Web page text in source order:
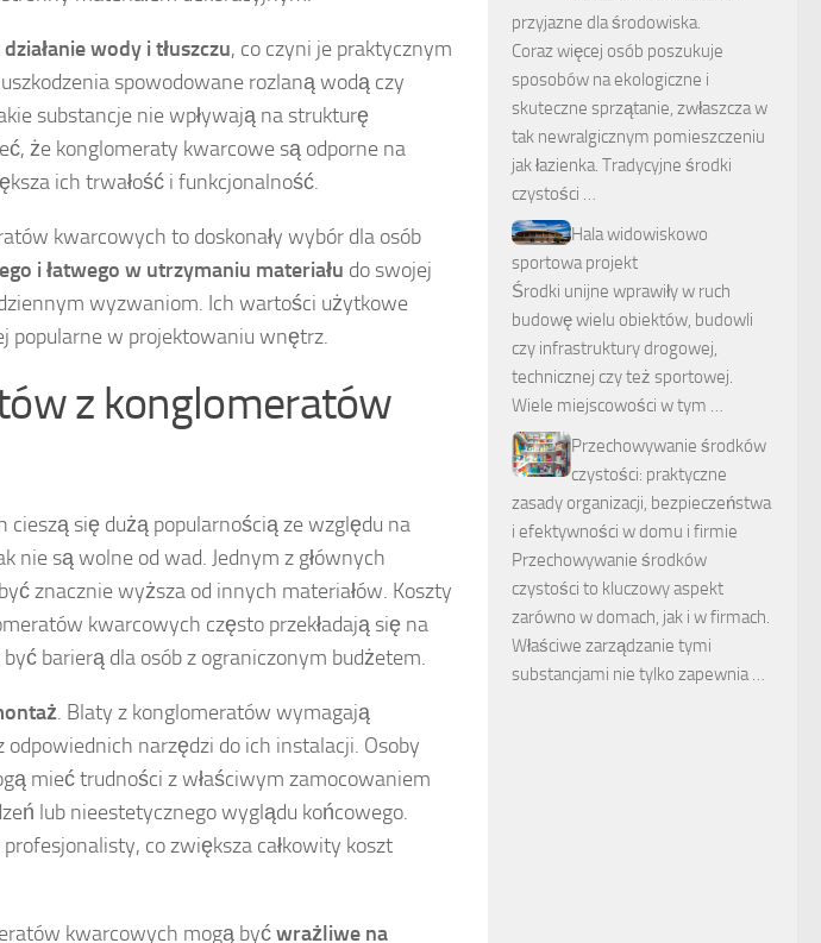
wody i tłuszczu, co czyni je praktycznym
spowodowane rozlaną wodą czy
substancje nie wpływają na strukturę
że konglomeraty kwarcowe są odporne na
ich trwałość i funkcjonalność.
kwarcowych to doskonały wybór dla osób
i łatwego w utrzymaniu materiału do swojej
wyzwaniom. Ich wartości użytkowe
popularne w projektowaniu wnętrz.
z konglomeratów
się dużą popularnością ze względu na
nie są wolne od wad. Jednym z głównych
znacznie wyższa od innych materiałów. Koszty
kwarcowych często przekładają się na
barierą dla osób z ograniczonym budżetem.
. Blaty z konglomeratów wymagają
narzędzi do ich instalacji. Osoby
mieć trudności z właściwym zamocowaniem
lub nieestetycznego wyglądu końcowego.
co zwiększa całkowity koszt
kwarcowych mogą byćwrażliwe na
przyjazne dla środowiska.
Coraz więcej osób poszukuje
sposobów na ekologiczne i
skuteczne sprzątanie, zwłaszcza w
tak newralgicznym pomieszczeniu
jak łazienka. Tradycyjne środki
czystości …
Hala widowiskowo
sportowa projekt
Środki unijne wprawiły w ruch
budowę wielu obiektów, budowli
czy infrastruktury drogowej,
technicznej czy też sportowej.
Wiele miejscowości w tym …
Przechowywanie środków
czystości: praktyczne
zasady organizacji, bezpieczeństwa
i efektywności w domu i firmie
Przechowywanie środków
czystości to kluczowy aspekt
zarówno w domach, jak i w firmach.
Właściwe zarządzanie tymi
substancjami nie tylko zapewnia …